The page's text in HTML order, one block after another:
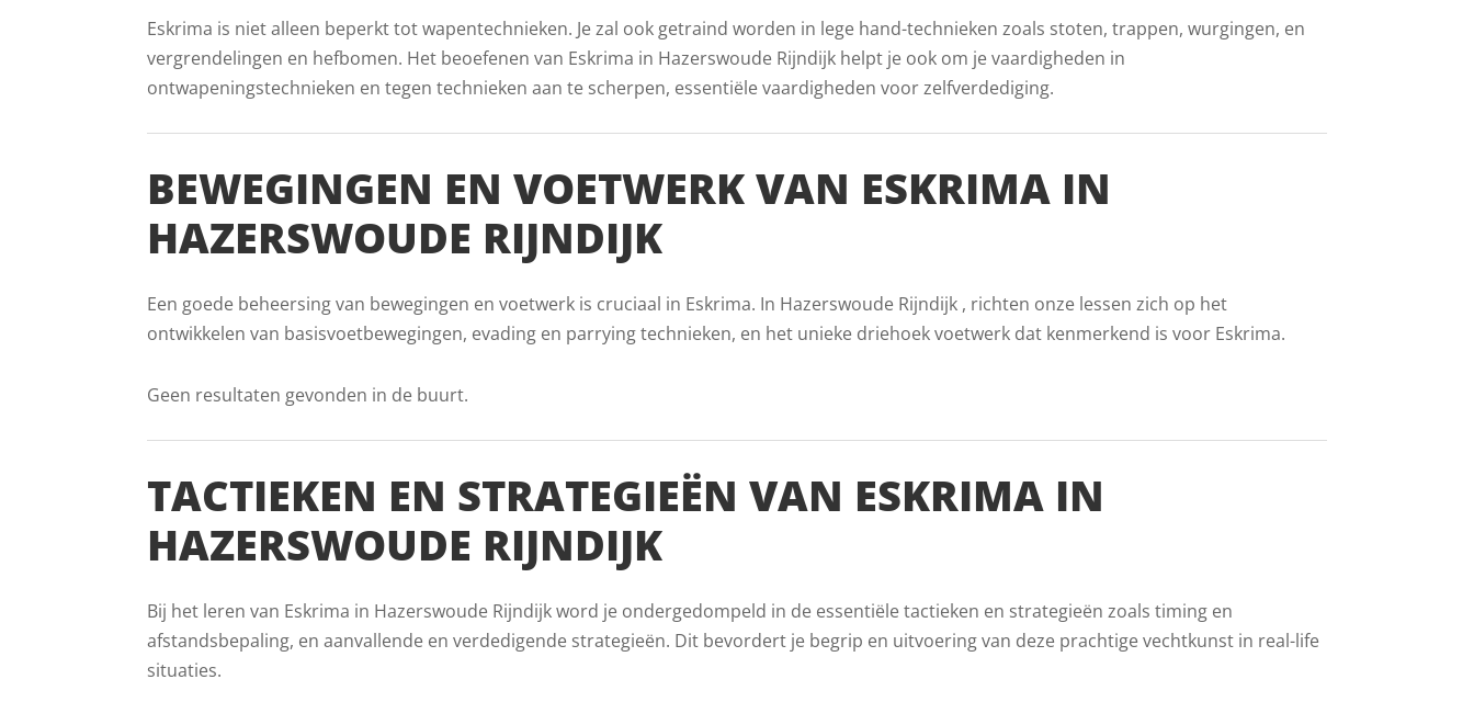
Eskrima is niet alleen beperkt tot wapentechnieken. Je zal ook getraind worden in lege hand-technieken zoals stoten, trappen, wurgingen, en
vergrendelingen en hefbomen. Het beoefenen van Eskrima in Hazerswoude Rijndijk helpt je ook om je vaardigheden in
ontwapeningstechnieken en tegen technieken aan te scherpen, essentiële vaardigheden voor zelfverdediging.
BEWEGINGEN EN VOETWERK VAN ESKRIMA IN
HAZERSWOUDE RIJNDIJK
Een goede beheersing van bewegingen en voetwerk is cruciaal in Eskrima. In Hazerswoude Rijndijk , richten onze lessen zich op het
ontwikkelen van basisvoetbewegingen, evading en parrying technieken, en het unieke driehoek voetwerk dat kenmerkend is voor Eskrima.
Geen resultaten gevonden in de buurt.
TACTIEKEN EN STRATEGIEËN VAN ESKRIMA IN
HAZERSWOUDE RIJNDIJK
Bij het leren van Eskrima in Hazerswoude Rijndijk word je ondergedompeld in de essentiële tactieken en strategieën zoals timing en
afstandsbepaling, en aanvallende en verdedigende strategieën. Dit bevordert je begrip en uitvoering van deze prachtige vechtkunst in real-life
situaties.